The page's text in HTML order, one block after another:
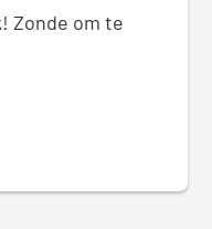
Zonde om te